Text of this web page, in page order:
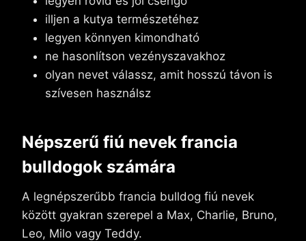
illjen a kutya természetéhez
legyen könnyen kimondható
ne hasonlítson vezényszavakhoz
olyan nevet válassz, amit hosszú távon is
szívesen használsz
Népszerű fiú nevek francia
bulldogok számára
A legnépszerűbb francia bulldog fiú nevek
között gyakran szerepel a Max, Charlie, Bruno,
Leo, Milo vagy Teddy.